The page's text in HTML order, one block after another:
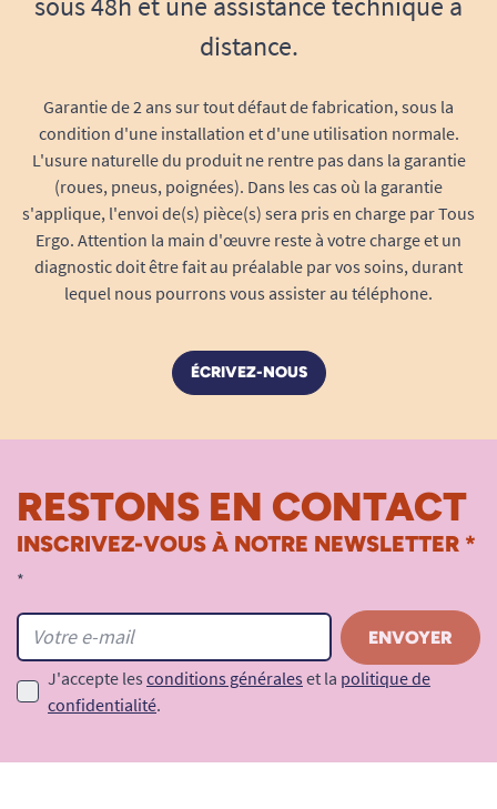
Dimensions scooter plié: 41 x 54,5 x 67 cm
Dimensions scooter déplié
Dimensions assise: 42 x 38 cm
distance.
Garantie de 2 ans sur tout défaut de fabrication, sous la
condition d'une installation et d'une utilisation normale.
L'usure naturelle du produit ne rentre pas dans la garantie
(roues, pneus, poignées). Dans les cas où la garantie
s'applique, l'envoi de(s) pièce(s) sera pris en charge par Tous
Ergo. Attention la main d'œuvre reste à votre charge et un
diagnostic doit être fait au préalable par vos soins, durant
lequel nous pourrons vous assister au téléphone.
ÉCRIVEZ-NOUS
RESTONS EN CONTACT
INSCRIVEZ-VOUS À NOTRE NEWSLETTER *
*
J'accepte les conditions générales et la politique de
confidentialité.